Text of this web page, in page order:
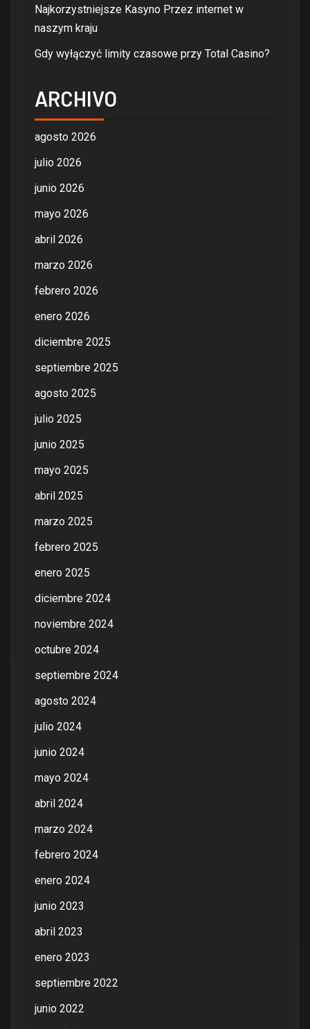
Najkorzystniejsze Kasyno Przez internet w
naszym kraju
Gdy wyłączyć limity czasowe przy Total Casino?
ARCHIVO
agosto 2026
julio 2026
junio 2026
mayo 2026
abril 2026
marzo 2026
febrero 2026
enero 2026
diciembre 2025
septiembre 2025
agosto 2025
julio 2025
junio 2025
mayo 2025
abril 2025
marzo 2025
febrero 2025
enero 2025
diciembre 2024
noviembre 2024
octubre 2024
septiembre 2024
agosto 2024
julio 2024
junio 2024
mayo 2024
abril 2024
marzo 2024
febrero 2024
enero 2024
junio 2023
abril 2023
enero 2023
septiembre 2022
junio 2022